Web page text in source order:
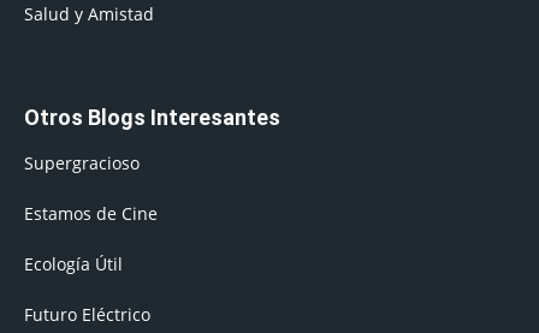
Salud y Amistad
Otros Blogs Interesantes
Supergracioso
Estamos de Cine
Ecología Útil
Futuro Eléctrico